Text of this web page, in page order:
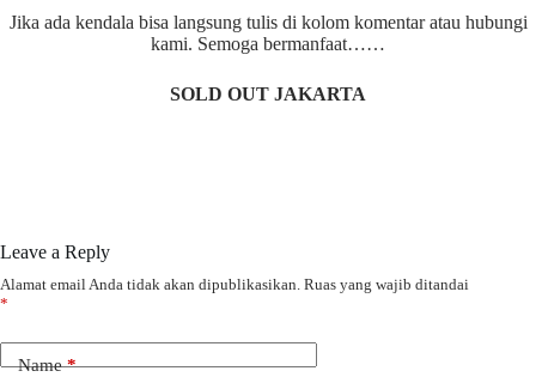
Jika ada kendala bisa langsung tulis di kolom komentar atau hubungi
kami. Semoga bermanfaat……
SOLD OUT JAKARTA
Leave a Reply
Alamat email Anda tidak akan dipublikasikan. Ruas yang wajib ditandai
*
Name*